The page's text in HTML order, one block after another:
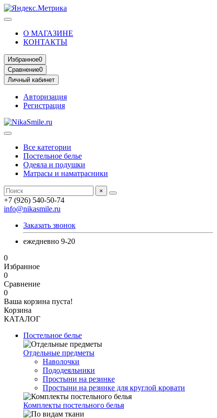
О МАГАЗИНЕ
КОНТАКТЫ
Избранное0
Сравнение0
Личный кабинет
Авторизация
Регистрация
Все категории
Постельное белье
Одеяла и подушки
Матрасы и наматрасники
×
+7 (926) 540-50-74
info@nikasmile.ru
Заказать звонок
ежедневно 9-20
0
Избранное
0
Сравнение
0
Ваша корзина пуста!
Корзина
КАТАЛОГ
Постельное белье
Отдельные предметы
Наволочки
Пододеяльники
Простыни на резинке
Простыни на резинке для круглой кровати
Комплекты постельного белья